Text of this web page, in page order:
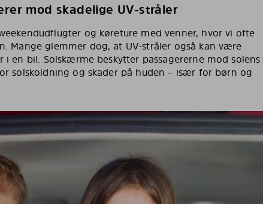
mod skadelige UV-stråler
og køreture med venner, hvor vi ofte
Mange glemmer dog, at UV-stråler også kan være
i en bil. Solskærme beskytter passagererne mod solens
solskoldning og skader på huden – især for børn og